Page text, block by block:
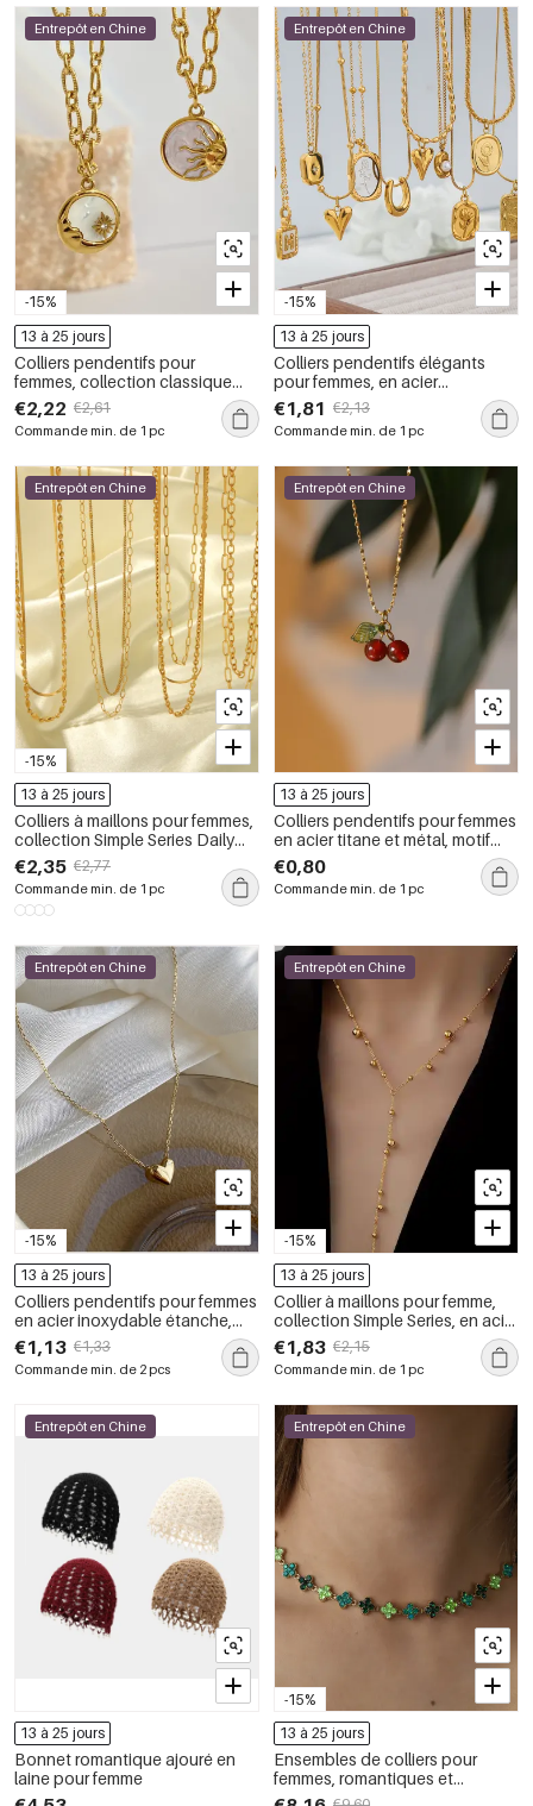
-15%
Entrepôt en Chine
13 à 25 jours
Colliers pendentifs pour
femmes, collection classique
rétro soleil et lune, en acier
inoxydable étanche, couleur or
€2,22 €2,61
Commande min. de 1 pc
-15%
Entrepôt en Chine
13 à 25 jours
Colliers pendentifs élégants
pour femmes, en acier
inoxydable doré, en forme de
cœur rectangulaire et de fleur en
goutte d&#39;eau
€1,81 €2,13
Commande min. de 1 pc
-15%
Entrepôt en Chine
13 à 25 jours
Colliers à maillons pour femmes,
collection Simple Series Daily
Chain, en acier inoxydable
étanche, couleur or
€2,35 €2,77
Commande min. de 1 pc
Entrepôt en Chine
13 à 25 jours
Colliers pendentifs pour femmes
en acier titane et métal, motif
cerise douce, collection
romantique
€0,80
Commande min. de 1 pc
-15%
Entrepôt en Chine
13 à 25 jours
Colliers pendentifs pour femmes
en acier inoxydable étanche,
forme de goutte classique,
collection Simple Series
€1,13 €1,33
Commande min. de 2 pcs
-15%
Entrepôt en Chine
13 à 25 jours
Collier à maillons pour femme,
collection Simple Series, en acier
inoxydable, couleur or, étanche,
à porter au quotidien (1 pièce)
€1,83 €2,15
Commande min. de 1 pc
Entrepôt en Chine
13 à 25 jours
Bonnet romantique ajouré en
laine pour femme
-15%
Entrepôt en Chine
13 à 25 jours
Ensembles de colliers pour
femmes, romantiques et
élégants, en acier inoxydable,